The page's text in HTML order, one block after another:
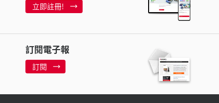
立即註冊!
訂閱電子報
訂閱